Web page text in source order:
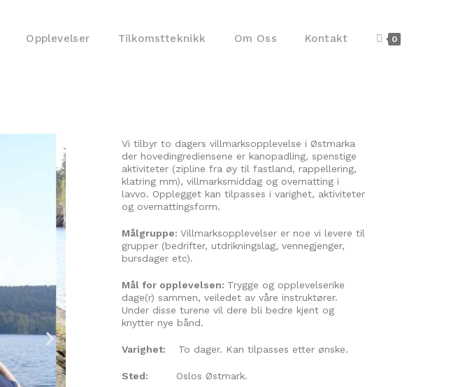
Opplevelser Tilkomstteknikk Om Oss Kontakt 0
Vi tilbyr to dagers villmarksopplevelse i Østmarka
der hovedingrediensene er kanopadling, spenstige
aktiviteter (zipline fra øy til fastland, rappellering,
klatring mm), villmarksmiddag og overnatting i
lavvo. Opplegget kan tilpasses i varighet, aktiviteter
og overnattingsform.
Målgruppe: Villmarksopplevelser er noe vi levere til
grupper (bedrifter, utdrikningslag, vennegjenger,
bursdager etc).
Mål for opplevelsen: Trygge og opplevelserike
dage(r) sammen, veiledet av våre instruktører.
Under disse turene vil dere bli bedre kjent og
knytter nye bånd.
Varighet: To dager. Kan tilpasses etter ønske.
Sted: Oslos Østmark.